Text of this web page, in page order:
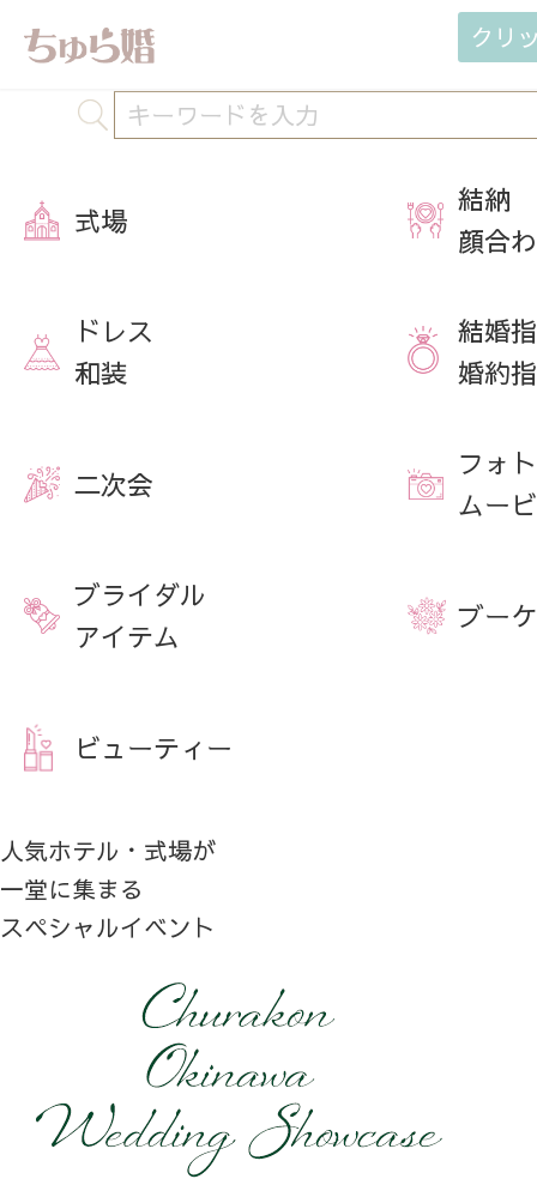
クリ
式場
結納
顔合
ドレス
和装
結婚
婚約
二次会
フォト
ムー
ブライダル
アイテム
ブーケ
ビューティー
人気ホテル・式場が
一堂に集まる
スペシャルイベント